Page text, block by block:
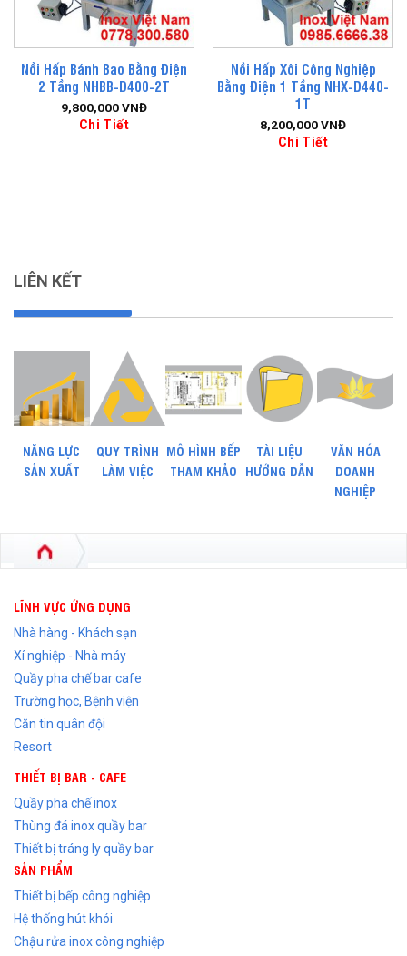
Nồi Hấp Bánh Bao Bằng Điện
2 Tầng NHBB-D400-2T
9,800,000VNĐ
Chi Tiết
Nồi Hấp Xôi Công Nghiệp
Bằng Điện 1 Tầng NHX-D440-
1T
8,200,000VNĐ
Chi Tiết
LIÊN KẾT
NĂNG LỰC
SẢN XUẤT
QUY TRÌNH
LÀM VIỆC
MÔ HÌNH BẾP
THAM KHẢO
TÀI LIỆU
HƯỚNG DẪN
VĂN HÓA
DOANH
NGHIỆP
LĨNH VỰC ỨNG DỤNG
Nhà hàng - Khách sạn
Xí nghiệp - Nhà máy
Quầy pha chế bar cafe
Trường học, Bệnh viện
Căn tin quân đội
Resort
THIẾT BỊ BAR - CAFE
Quầy pha chế inox
Thùng đá inox quầy bar
Thiết bị tráng ly quầy bar
SẢN PHẨM
Thiết bị bếp công nghiệp
Hệ thống hút khói
Chậu rửa inox công nghiệp